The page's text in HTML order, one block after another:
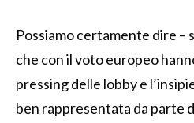
Possiamo certamente dire –
che con il voto europeo
pressing delle lobby e
ben rappresentata da parte